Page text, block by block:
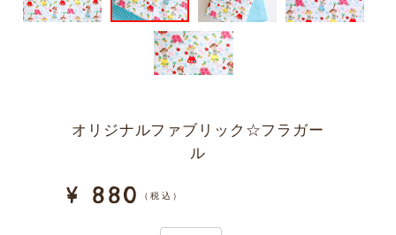
オリジナルファブリック☆フラガー
ル
¥ 880 （税込）